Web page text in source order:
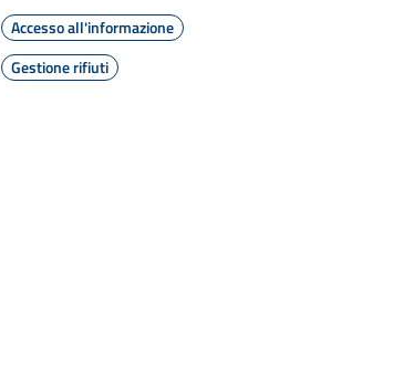
Accesso all'informazione
Gestione rifiuti